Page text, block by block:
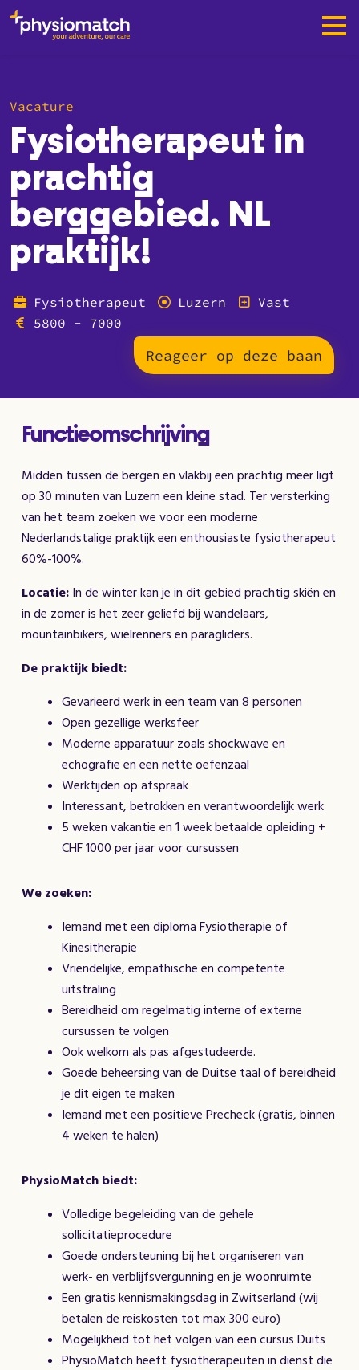
Vacature
Fysiotherapeut in
prachtig
berggebied. NL
praktijk!
Fysiotherapeut Luzern
Vast
5800 - 7000
Reageer op deze baan
Functieomschrijving
Midden tussen de bergen en vlakbij een prachtig meer ligt
op 30 minuten van Luzern een kleine stad. Ter versterking
van het team zoeken we voor een moderne
Nederlandstalige praktijk een enthousiaste fysiotherapeut
60%-100%.
Locatie: In de winter kan je in dit gebied prachtig skiën en
in de zomer is het zeer geliefd bij wandelaars,
mountainbikers, wielrenners en paragliders.
De praktijk biedt:
Gevarieerd werk in een team van 8 personen
Open gezellige werksfeer
Moderne apparatuur zoals shockwave en
echografie en een nette oefenzaal
Werktijden op afspraak
Interessant, betrokken en verantwoordelijk werk
5 weken vakantie en 1 week betaalde opleiding +
CHF 1000 per jaar voor cursussen
We zoeken:
Iemand met een diploma Fysiotherapie of
Kinesitherapie
Vriendelijke, empathische en competente
uitstraling
Bereidheid om regelmatig interne of externe
cursussen te volgen
Ook welkom als pas afgestudeerde.
Goede beheersing van de Duitse taal of bereidheid
je dit eigen te maken
Iemand met een positieve Precheck (gratis, binnen
4 weken te halen)
PhysioMatch biedt:
Volledige begeleiding van de gehele
sollicitatieprocedure
Goede ondersteuning bij het organiseren van
werk- en verblijfsvergunning en je woonruimte
Een gratis kennismakingsdag in Zwitserland (wij
betalen de reiskosten tot max 300 euro)
Mogelijkheid tot het volgen van een cursus Duits
PhysioMatch heeft fysiotherapeuten in dienst die